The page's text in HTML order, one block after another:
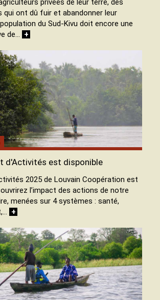
privées de leur terre, des
qui ont dû fuir et abandonner leur
du Sud-Kivu doit encore une
de… +
d'Activités est disponible
2025 de Louvain Coopération est
l’impact des actions de notre
menées sur 4 systèmes : santé,
+